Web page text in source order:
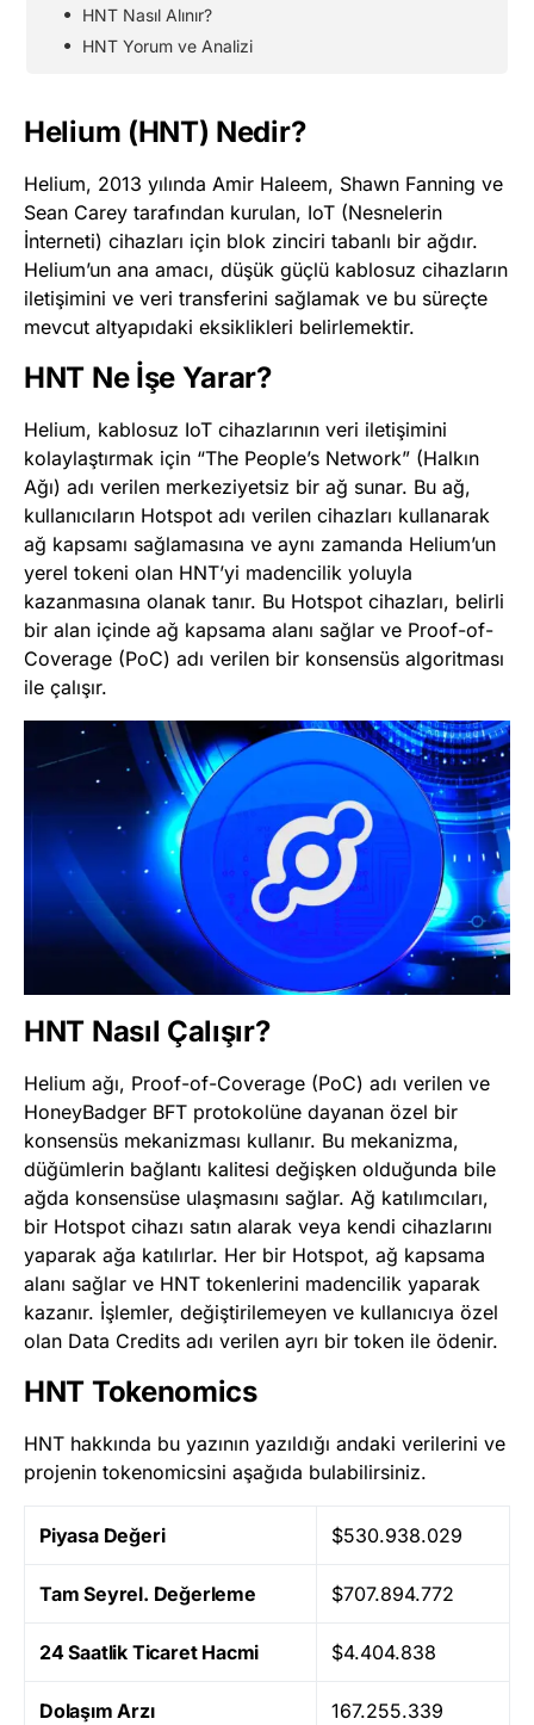
HNT Nasıl Alınır?
HNT Yorum ve Analizi
Helium (HNT) Nedir?
Helium, 2013 yılında Amir Haleem, Shawn Fanning ve
Sean Carey tarafından kurulan, IoT (Nesnelerin
İnterneti) cihazları için blok zinciri tabanlı bir ağdır.
Helium’un ana amacı, düşük güçlü kablosuz cihazların
iletişimini ve veri transferini sağlamak ve bu süreçte
mevcut altyapıdaki eksiklikleri belirlemektir​​.
HNT Ne İşe Yarar?
Helium, kablosuz IoT cihazlarının veri iletişimini
kolaylaştırmak için “The People’s Network” (Halkın
Ağı) adı verilen merkeziyetsiz bir ağ sunar. Bu ağ,
kullanıcıların Hotspot adı verilen cihazları kullanarak
ağ kapsamı sağlamasına ve aynı zamanda Helium’un
yerel tokeni olan HNT’yi madencilik yoluyla
kazanmasına olanak tanır. Bu Hotspot cihazları, belirli
bir alan içinde ağ kapsama alanı sağlar ve Proof-of-
Coverage (PoC) adı verilen bir konsensüs algoritması
ile çalışır​​.
HNT Nasıl Çalışır?
Helium ağı, Proof-of-Coverage (PoC) adı verilen ve
HoneyBadger BFT protokolüne dayanan özel bir
konsensüs mekanizması kullanır. Bu mekanizma,
düğümlerin bağlantı kalitesi değişken olduğunda bile
ağda konsensüse ulaşmasını sağlar. Ağ katılımcıları,
bir Hotspot cihazı satın alarak veya kendi cihazlarını
yaparak ağa katılırlar. Her bir Hotspot, ağ kapsama
alanı sağlar ve HNT tokenlerini madencilik yaparak
kazanır. İşlemler, değiştirilemeyen ve kullanıcıya özel
olan Data Credits adı verilen ayrı bir token ile ödenir​​.
HNT Tokenomics
HNT hakkında bu yazının yazıldığı andaki verilerini ve
projenin tokenomicsini aşağıda bulabilirsiniz.
Piyasa Değeri $530.938.029
Tam Seyrel. Değerleme $707.894.772
24 Saatlik Ticaret Hacmi $4.404.838
Dolaşım Arzı 167.255.339